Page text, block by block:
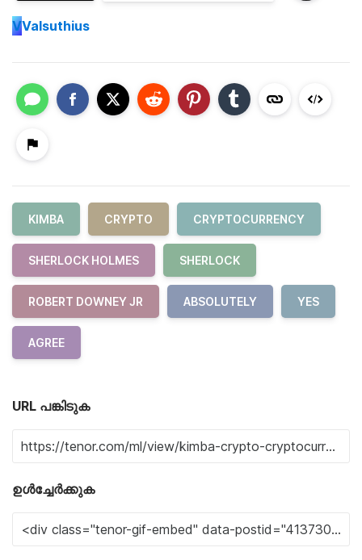
VValsuthius
KIMBA CRYPTO CRYPTOCURRENCY
SHERLOCK HOLMES SHERLOCK
ROBERT DOWNEY JR ABSOLUTELY YES
AGREE
URL പങ്കിടുക
ഉൾച്ചേർക്കുക